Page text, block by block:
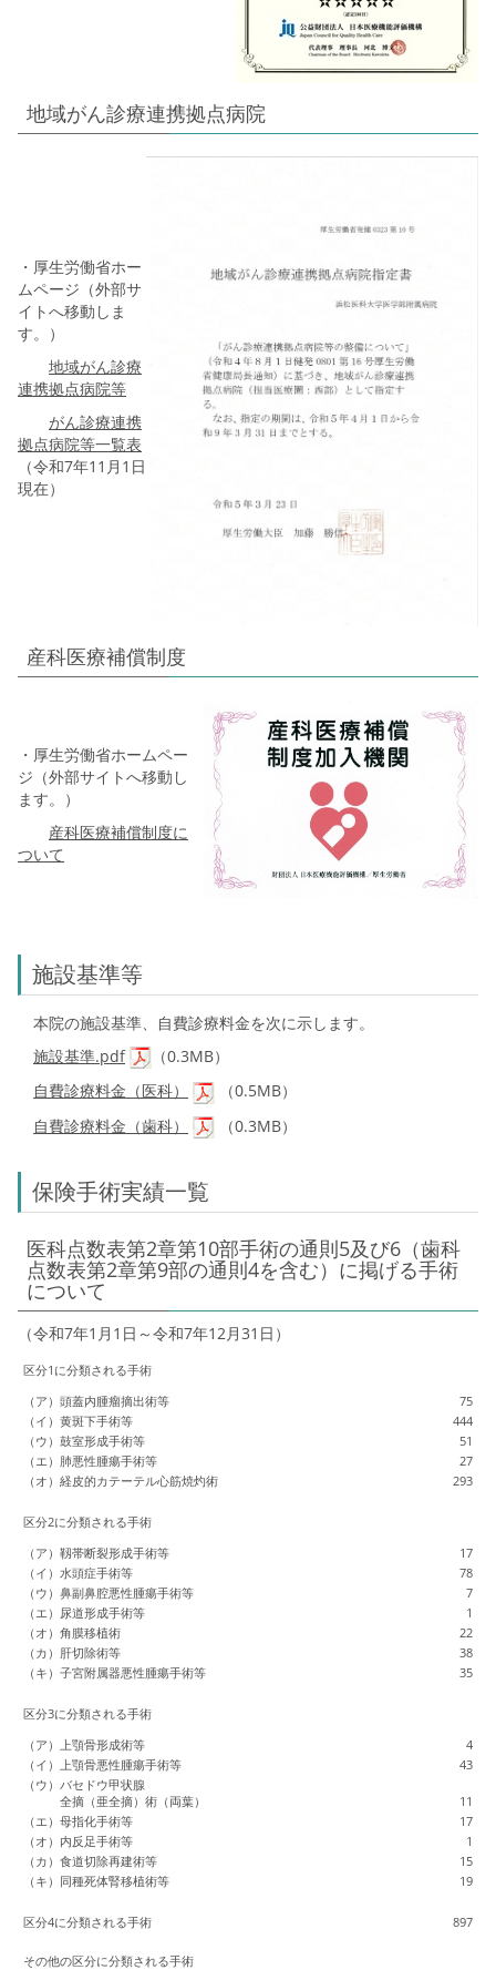
地域がん診療連携拠点病院
・厚生労働省ホー
ムページ（外部サ
イトへ移動しま
す。）
地域がん診療
連携拠点病院等
がん診療連携
拠点病院等一覧表
（令和7年11月1日
現在）
産科医療補償制度
・厚生労働省ホームペー
ジ（外部サイトへ移動し
ます。）
産科医療補償制度に
ついて
施設基準等
本院の施設基準、自費診療料金を次に示します。
施設基準.pdf
（0.3MB）
自費診療料金（医科）
（0.5MB）
自費診療料金（歯科）
（0.3MB）
保険手術実績一覧
医科点数表第2章第10部手術の通則5及び6（歯科
点数表第2章第9部の通則4を含む）に掲げる手術
について
（令和7年1月1日～令和7年12月31日）
区分1に分類される手術
（ア）頭蓋内腫瘤摘出術等
（イ）黄斑下手術等
（ウ）鼓室形成手術等
（エ）肺悪性腫瘍手術等
（オ）経皮的カテーテル心筋焼灼術
75
444
51
27
293
区分2に分類される手術
（ア）靱帯断裂形成手術等
（イ）水頭症手術等
（ウ）鼻副鼻腔悪性腫瘍手術等
（エ）尿道形成手術等
（オ）角膜移植術
（カ）肝切除術等
（キ）子宮附属器悪性腫瘍手術等
17
78
7
1
22
38
35
区分3に分類される手術
（ア）上顎骨形成術等
（イ）上顎骨悪性腫瘍手術等
（ウ）バセドウ甲状腺
全摘（亜全摘）術（両葉）
（エ）母指化手術等
（オ）内反足手術等
（カ）食道切除再建術等
（キ）同種死体腎移植術等
4
43
11
17
1
15
19
区分4に分類される手術 897
その他の区分に分類される手術